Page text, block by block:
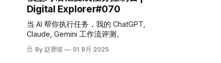
Digital Explorer#070
当 AI 帮你执行任务，我的 ChatGPT,
Claude, Gemini 工作流评测。
By 赵赛坡 01 8月 2025